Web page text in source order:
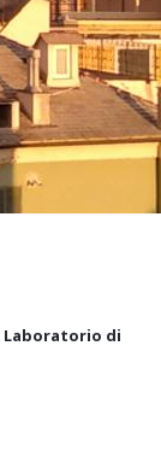
Laboratorio di